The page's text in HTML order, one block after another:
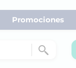
Promociones